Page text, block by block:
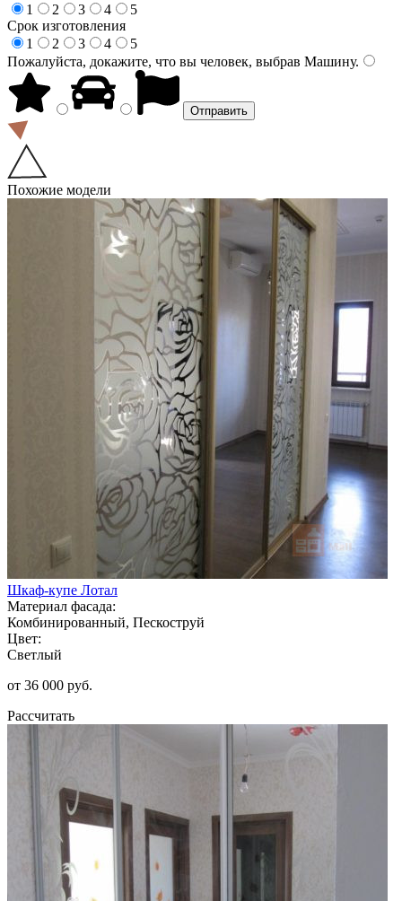
1
2 3 4
5
Срок изготовления
1
2 3 4
5
Пожалуйста, докажите, что вы человек, выбрав Машину.
Похожие модели
Шкаф-купе Лотал
Материал фасада:
Комбинированный, Пескоструй
Цвет:
Светлый
от 36 000 руб.
Рассчитать